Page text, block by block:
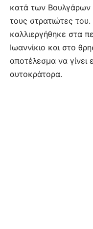
κατά των Βουλγάρων
τους στρατιώτες
καλλιεργήθηκε στα
Ιωαννίκιο και στο
αποτέλεσμα να γίνει
αυτοκράτορα.